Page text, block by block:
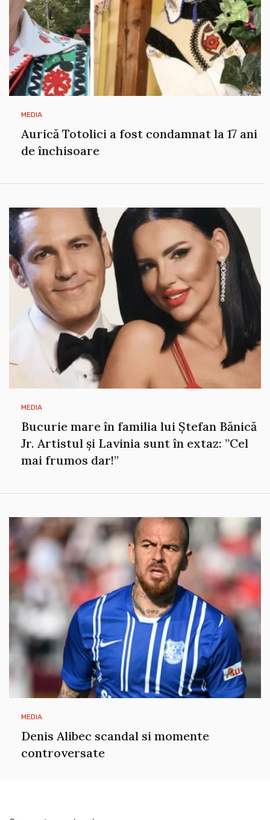
MEDIA
Aurică Totolici a fost condamnat la 17 ani
de închisoare
MEDIA
Bucurie mare în familia lui Ștefan Bănică
Jr. Artistul și Lavinia sunt în extaz: ”Cel
mai frumos dar!”
MEDIA
Denis Alibec scandal si momente
controversate